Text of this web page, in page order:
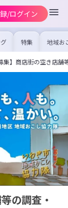
/ログイン
特集 地域お
の求
を集め
事内容
を比較
合った
集】商店街の空き店
の調査・